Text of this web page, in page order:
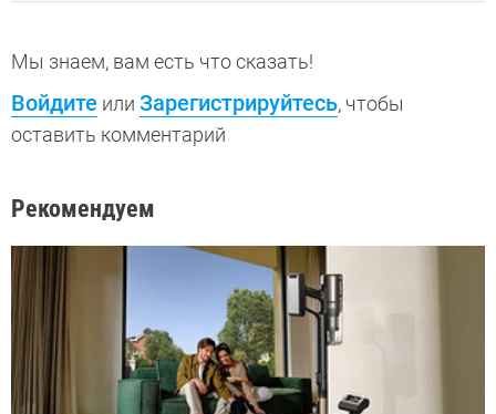
Мы знаем, вам есть что сказать!
Войдите или Зарегистрируйтесь, чтобы
оставить комментарий
Рекомендуем